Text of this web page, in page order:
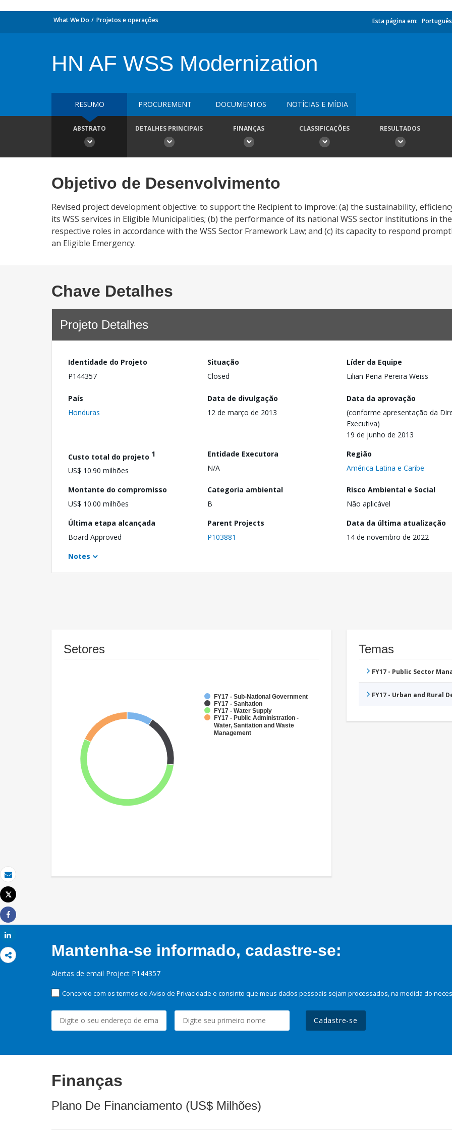
Email
Imprimir
Tweet
Share
What We Do Projetos e operações Esta página em: Português
HN AF WSS Modernization
RESUMO PROCUREMENT DOCUMENTOS NOTÍCIAS E MÍDIA
ABSTRATO DETALHES PRINCIPAIS FINANÇAS CLASSIFICAÇÕES RESULTADOS
Objetivo de Desenvolvimento
Revised project development objective: to support the Recipient to improve: (a) the sustainability,
its WSS services in Eligible Municipalities; (b) the performance of its national WSS sector institutions in
respective roles in accordance with the WSS Sector Framework Law; and (c) its capacity to respond
an Eligible Emergency.
Chave Detalhes
Projeto Detalhes
Identidade do Projeto
P144357
Situação
Closed
Líder da Equipe
Lilian Pena Pereira Weiss
País
Honduras
Data de divulgação
12 de março de 2013
Data da aprovação
(conforme apresentação da
Executiva)
19 de junho de 2013
Custo total do projeto 1
US$ 10.90 milhões
Entidade Executora
N/A
Região
América Latina e Caribe
Montante do compromisso
US$ 10.00 milhões
Categoria ambiental
B
Risco Ambiental e Social
Não aplicável
Última etapa alcançada
Board Approved
Parent Projects
P103881
Data da última atualização
14 de novembro de 2022
Notes
Setores
FY17 - Sub-National Government
FY17 - Sanitation
FY17 - Water Supply
FY17 - Public Administration -
Water, Sanitation and Waste
Management
Temas
FY17 - Public Sector
FY17 - Urban and Rural
Mantenha-se informado, cadastre-se:
Alertas de email Project P144357
Concordo com os termos do Aviso de Privacidade e consinto que meus dados pessoais sejam processados, na medida do
Cadastre-se
Finanças
Plano De Financiamento (US$ Milhões)